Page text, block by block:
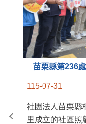
苗栗縣第236
115-07-31
社團法人苗栗縣
里成立的社區照